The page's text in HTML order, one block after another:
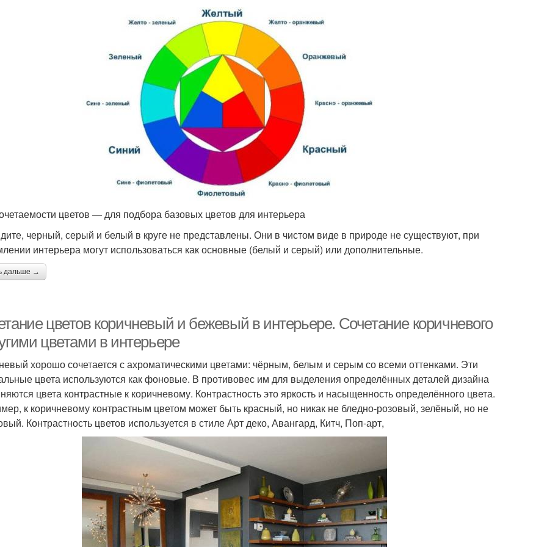
цветов — для подбора базовых цветов для интерьера
черный, серый и белый в круге не представлены. Они в чистом виде в природе не существуют, при
интерьера могут использоваться как основные (белый и серый) или дополнительные.
дальше →
цветов коричневый и бежевый в интерьере. Сочетание коричневого
цветами в интерьере
хорошо сочетается с ахроматическими цветами: чёрным, белым и серым со всеми оттенками. Эти
цвета используются как фоновые. В противовес им для выделения определённых деталей дизайна
цвета контрастные к коричневому. Контрастность это яркость и насыщенность определённого цвета.
к коричневому контрастным цветом может быть красный, но никак не бледно-розовый, зелёный, но не
Контрастность цветов используется в стиле Арт деко, Авангард, Китч, Поп-арт,